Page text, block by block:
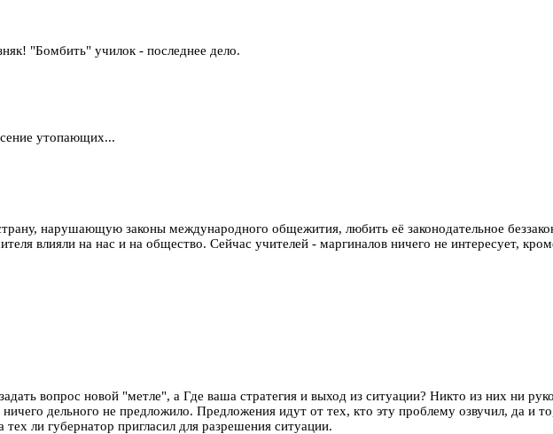
"Бомбить" училок - последнее дело.
утопающих...
нарушающую законы международного общежития, любить её законодательное
на нас и на общество. Сейчас учителей - маргиналов ничего не интересует,
вопрос новой "метле", а Где ваша стратегия и выход из ситуации? Никто из них ни
дельного не предложило. Предложения идут от тех, кто эту проблему озвучил, да и
ли губернатор пригласил для разрешения ситуации.